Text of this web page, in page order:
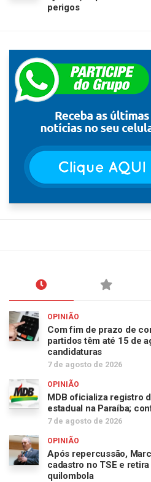
perigos
OPINIÃO
Com fim de prazo de
partidos têm até 15 de
candidaturas
7 de agosto de 2026
OPINIÃO
MDB oficializa registro
estadual na Paraíba;
7 de agosto de 2026
OPINIÃO
Após repercussão,
cadastro no TSE e
quilombola